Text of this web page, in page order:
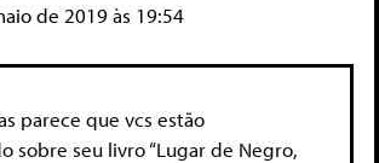
de 2019 às 19:54
parece que vcs estão
sobre seu livro “Lugar de Negro,